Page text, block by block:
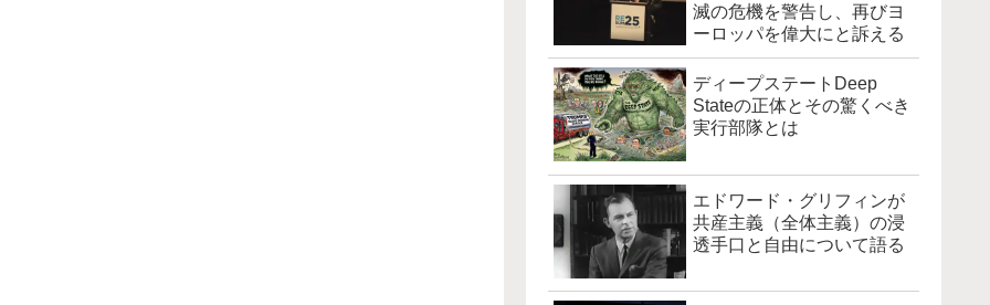
滅の危機を警告し、再びヨ
ーロッパを偉大にと訴える
ディープステートDeep
Stateの正体とその驚くべき
実行部隊とは
エドワード・グリフィンが
共産主義（全体主義）の浸
透手口と自由について語る